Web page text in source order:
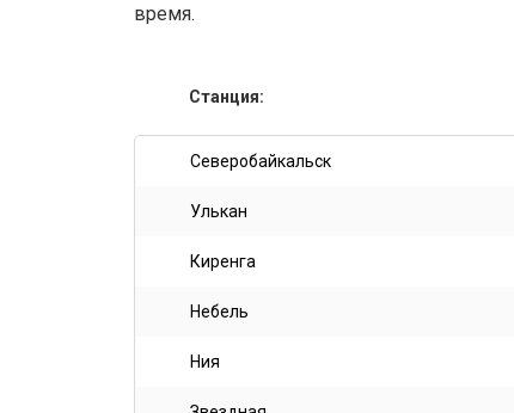
время.
Станция:
Северобайкальск
Улькан
Киренга
Небель
Ния